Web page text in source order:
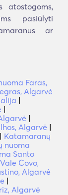
atostogoms,
pasiūlyti
ar
Faras,
Algarvė
|
|
|
Algarvė |
| Katamaranų
nuoma
Santo
Covo,
Algarvė
|
Algarvė